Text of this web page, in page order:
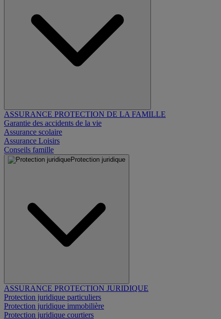
ASSURANCE PROTECTION DE LA FAMILLE
Garantie des accidents de la vie
Assurance scolaire
Assurance Loisirs
Conseils famille
Protection juridique
ASSURANCE PROTECTION JURIDIQUE
Protection juridique particuliers
Protection juridique immobilière
Protection juridique courtiers